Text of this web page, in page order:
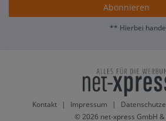
Abonnieren
** Hierbei
Kontakt | Impressum |
© 2026 net-xpress GmbH &